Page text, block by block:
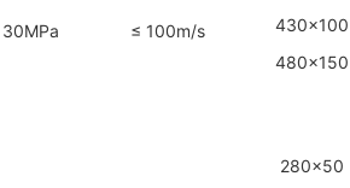
≤ 100m/s
430x100
480x150
280x50